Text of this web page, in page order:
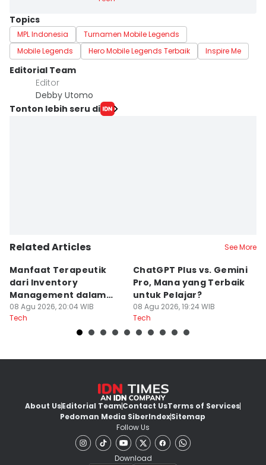
Topics
MPL Indonesia
Turnamen Mobile Legends
Mobile Legends
Hero Mobile Legends Terbaik Inspire Me
Editorial Team
Editor
Debby Utomo
Tonton lebih seru di
Related Articles See More
Manfaat Terapeutik
dari Inventory
Management dalam
Cozy Game
08 Agu 2026, 20:04 WIB
Tech
ChatGPT Plus vs. Gemini
Pro, Mana yang Terbaik
untuk Pelajar?
08 Agu 2026, 19:24 WIB
Tech
About UsEditorial TeamContact UsTerms of Services
Pedoman Media SiberIndexSitemap
Follow Us
Download